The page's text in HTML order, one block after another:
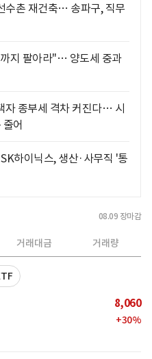
수촌 재건축… 송파구, 직무
지 팔아라"… 양도세 중과
자 종부세 격차 커진다… 시
어
하이닉스, 생산·사무직 '통
08.09 장마감
거래대금 거래량
8,060
+30%